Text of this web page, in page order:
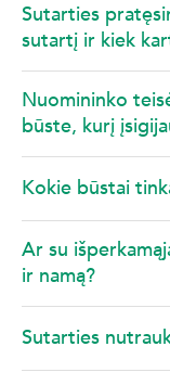
Sutarties
sutartį ir kiek
Nuomininko
būste, kurį
Kokie būstai
Ar su
ir namą?
Sutarties